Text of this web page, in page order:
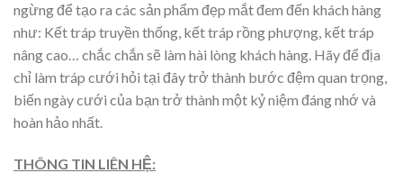
ngừng để tạo ra các sản phẩm đẹp mắt đem đến khách hàng
như: Kết tráp truyền thống, kết tráp rồng phượng, kết tráp
nâng cao… chắc chắn sẽ làm hài lòng khách hàng. Hãy để địa
chỉ làm tráp cưới hỏi tại đây trở thành bước đệm quan trọng,
biến ngày cưới của bạn trở thành một kỷ niệm đáng nhớ và
hoàn hảo nhất.
THÔNG TIN LIÊN HỆ: